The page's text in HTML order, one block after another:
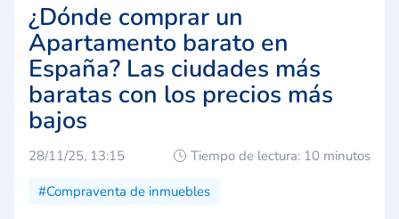
¿Dónde comprar un
Apartamento barato en
España? Las ciudades más
baratas con los precios más
bajos
28/11/25, 13:15
Tiempo de lectura: 10 minutos
#Compraventa de inmuebles